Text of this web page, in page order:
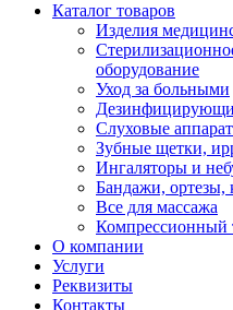
Каталог товаров
Изделия
оборудование
Уход за больными
Слуховые
Зубные щетки,
Ингаляторы и
Бандажи, ортезы,
Все для массажа
Компрессионный
О компании
Услуги
Реквизиты
Контакты